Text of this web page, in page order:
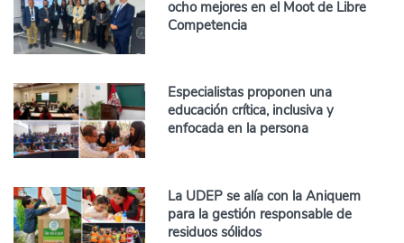
ocho mejores en el Moot de Libre
Competencia
Especialistas proponen una
educación crítica, inclusiva y
enfocada en la persona
La UDEP se alía con la Aniquem
para la gestión responsable de
residuos sólidos